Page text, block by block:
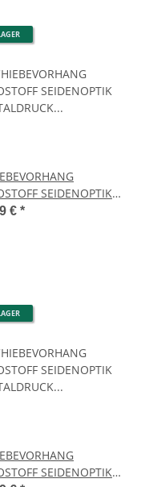
SEIDENOPTIK
"SOERENA"
€ *
SEIDENOPTIK